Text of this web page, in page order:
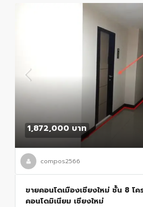
1,872,000 บาท
compos2566
ขายคอนโดเมืองเชียงใหม่ ชั้น 8 โ
คอนโดมิเนียม เชียงใหม่